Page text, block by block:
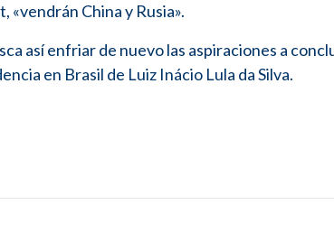
«vendrán China y Rusia».
así enfriar de nuevo las aspiraciones a
en Brasil de Luiz Inácio Lula da Silva.